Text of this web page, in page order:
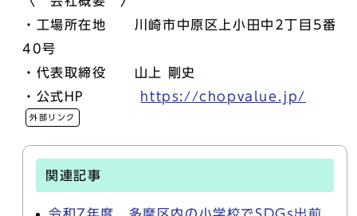
・工場所在地 川崎市中原区上小田中2丁目5番
40号
・代表取締役 山上 剛史
・公式HP https://chopvalue.jp/
外部リンク
関連記事
令和7年度 多摩区内の小学校でSDGs出前